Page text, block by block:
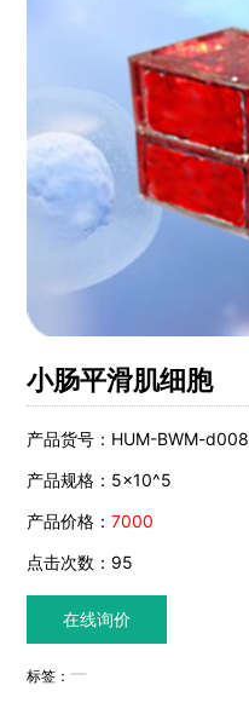
小肠平滑肌细胞
产品货号：HUM-BWM-d008
产品规格：5×10^5
产品价格：7000
点击次数： 95
在线询价
标签：